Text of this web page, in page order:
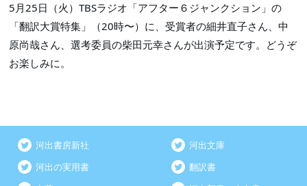
5月25日（火）TBSラジオ「アフター６ジャンクション」の
「翻訳大賞特集」（20時〜）に、受賞者の細井直子さん、中
原尚哉さん、選考委員の柴田元幸さんが出演予定です。どうぞ
お楽しみに。
河出書房新社 河出文庫
河出の実用書 翻訳書